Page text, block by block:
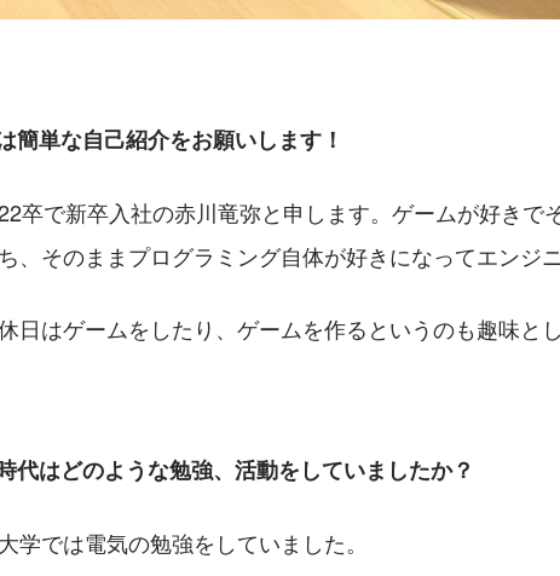
簡単な自己紹介をお願いします！
卒で新卒入社の赤川竜弥と申します。ゲームが好きで
、そのままプログラミング自体が好きになってエンジ
日はゲームをしたり、ゲームを作るというのも趣味と
代はどのような勉強、活動をしていましたか？
学では電気の勉強をしていました。